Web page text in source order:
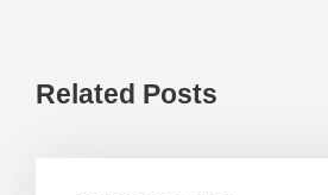
Related Posts